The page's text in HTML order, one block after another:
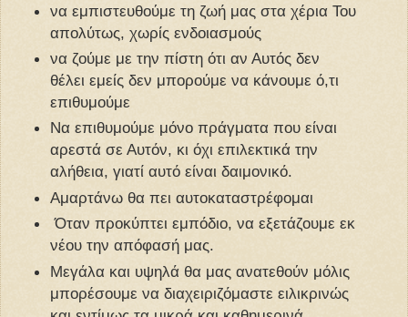
να εμπιστευθούμε τη ζωή μας στα χέρια Του
απολύτως, χωρίς ενδοιασμούς
να ζούμε με την πίστη ότι αν Αυτός δεν
θέλει εμείς δεν μπορούμε να κάνουμε ό,τι
επιθυμούμε
Να επιθυμούμε μόνο πράγματα που είναι
αρεστά σε Αυτόν, κι όχι επιλεκτικά την
αλήθεια, γιατί αυτό είναι δαιμονικό.
Αμαρτάνω θα πει αυτοκαταστρέφομαι
Όταν προκύπτει εμπόδιο, να εξετάζουμε εκ
νέου την απόφασή μας.
Μεγάλα και υψηλά θα μας ανατεθούν μόλις
μπορέσουμε να διαχειριζόμαστε ειλικρινώς